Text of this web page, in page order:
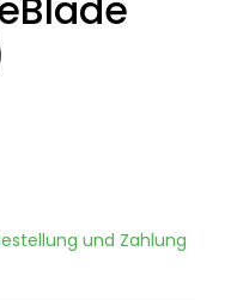
und Zahlung